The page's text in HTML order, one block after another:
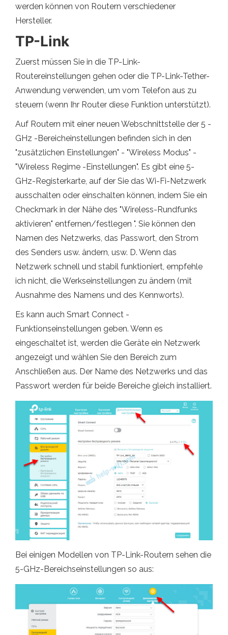
werden können von Routern verschiedener
Hersteller.
TP-Link
Zuerst müssen Sie in die TP-Link-
Routereinstellungen gehen oder die TP-Link-Tether-
Anwendung verwenden, um vom Telefon aus zu
steuern (wenn Ihr Router diese Funktion unterstützt).
Auf Routern mit einer neuen Webschnittstelle der 5 -
GHz -Bereicheinstellungen befinden sich in den
"zusätzlichen Einstellungen" - "Wireless Modus" -
"Wireless Regime -Einstellungen". Es gibt eine 5-
GHz-Registerkarte, auf der Sie das Wi-Fi-Netzwerk
ausschalten oder einschalten können, indem Sie ein
Checkmark in der Nähe des "Wireless-Rundfunks
aktivieren" entfernen/festlegen ". Sie können den
Namen des Netzwerks, das Passwort, den Strom
des Senders usw. ändern, usw. D. Wenn das
Netzwerk schnell und stabil funktioniert, empfehle
ich nicht, die Werkseinstellungen zu ändern (mit
Ausnahme des Namens und des Kennworts).
Es kann auch Smart Connect -
Funktionseinstellungen geben. Wenn es
eingeschaltet ist, werden die Geräte ein Netzwerk
angezeigt und wählen Sie den Bereich zum
Anschließen aus. Der Name des Netzwerks und das
Passwort werden für beide Bereiche gleich installiert.
Bei einigen Modellen von TP-Link-Routern sehen die
5-GHz-Bereichseinstellungen so aus: